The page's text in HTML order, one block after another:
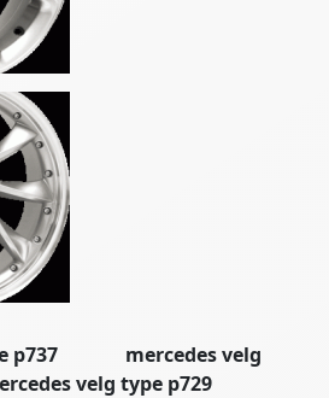
p737 mercedes velg
velg type p729